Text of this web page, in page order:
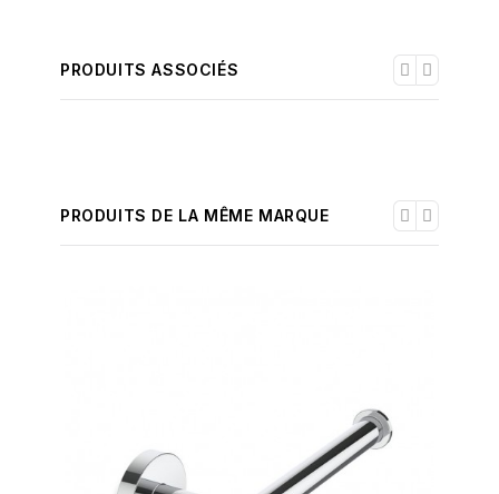
PRODUITS ASSOCIÉS
PRODUITS DE LA MÊME MARQUE